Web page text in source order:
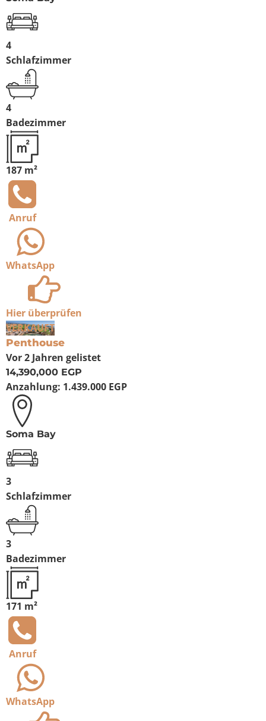
4
Schlafzimmer
4
Badezimmer
187 m²
Anruf
WhatsApp
Hier überprüfen
VERKAUFT
Penthouse
Vor 2 Jahren gelistet
14,390,000 EGP
Anzahlung: 1.439.000 EGP
Soma Bay
3
Schlafzimmer
3
Badezimmer
171 m²
Anruf
WhatsApp